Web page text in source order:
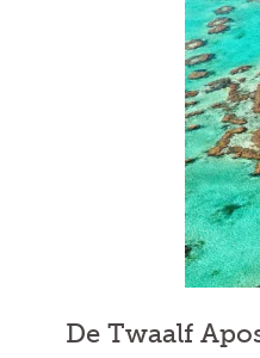
De Twaalf